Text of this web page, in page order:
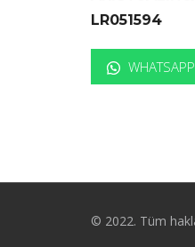
LR051594
© 2022. Tüm